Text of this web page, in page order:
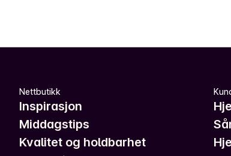
Nettbutikk
Inspirasjon
Middagstips
Kvalitet og holdbarhet